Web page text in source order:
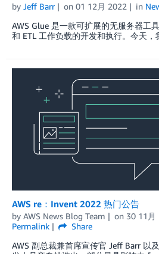
by Jeff Barr on 01 12月 2022 in
AWS Glue 是一款可扩展的无服务器工
和 ETL 工作负载的开发和执行。今天
AWS re：Invent 2022 热门公告
by AWS News Blog Team on 30 11月
Permalink
Share
AWS 副总裁兼首席宣传官 Jeff Barr 以